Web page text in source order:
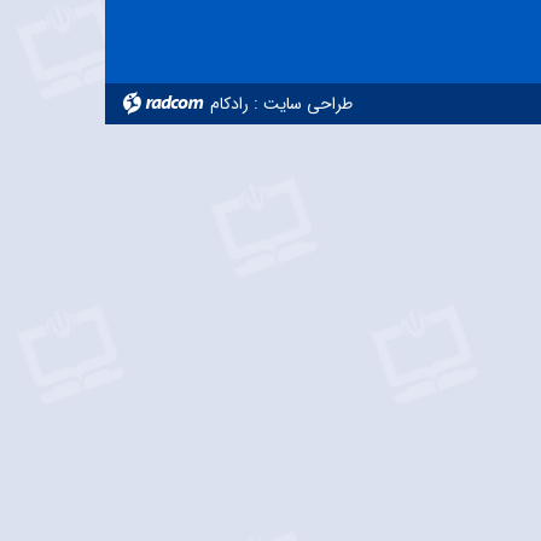
طراحی سایت : رادکام radcom